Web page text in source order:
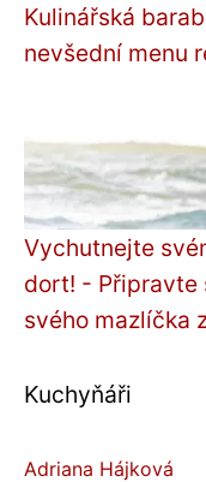
Kulinářská
nevšední menu
Vychutnejte
dort! - Připravte
svého mazlíčka
Kuchyňáři
Adriana Hájková